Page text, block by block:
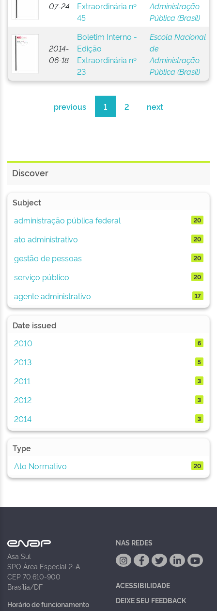
07-24
Extraordinária nº
45
Administração
Pública (Brasil)
2014-
06-18
Boletim Interno -
Edição
Extraordinária nº
23
Escola Nacional
de
Administração
Pública (Brasil)
previous 1 2 next
Discover
Subject
administração pública federal
20
ato administrativo 20
gestão de pessoas 20
serviço público 20
agente administrativo 17
Date issued
2010
6
2013 5
2011 3
2012 3
2014 3
Type
Ato Normativo
20
Asa Sul
SPO Área Especial 2-A
CEP 70.610-900
Brasília/DF
Horário de funcionamento
NAS REDES
ACESSIBILIDADE
DEIXE SEU FEEDBACK